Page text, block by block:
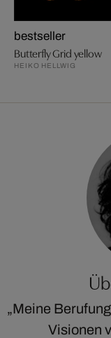
bestseller
Butterfly Grid yellow
HEIKO HELLWIG
„Meine
Visionen